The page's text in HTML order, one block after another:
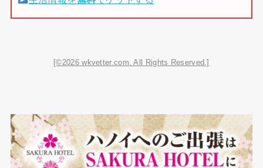
[©2026 wkvetter.com. All Rights Reserved.]